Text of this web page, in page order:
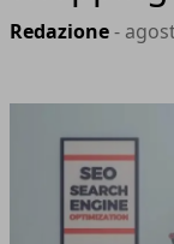
Redazione-